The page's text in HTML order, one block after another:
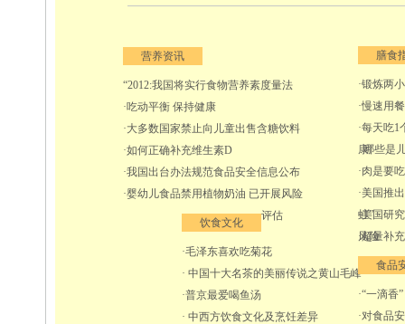
营养资讯
“2012:我国将实行食物营养素度量法
·吃动平衡 保持健康
·大多数国家禁止向儿童出售含糖饮料
·如何正确补充维生素D
·我国出台办法规范食品安全信息公布
·婴幼儿食品禁用植物奶油 已开展风险
评估
饮食文化
·毛泽东喜欢吃菊花
· 中国十大名茶的美丽传说之黄山毛峰
·普京最爱喝鱼汤
· 中西方饮食文化及烹饪差异
膳食
·锻炼两
·慢速用
·每天吃1
康
哪些是
·肉是要
·美国推
虹”
·美国研
风险
·超量补
食品
·“一滴香
·对食品